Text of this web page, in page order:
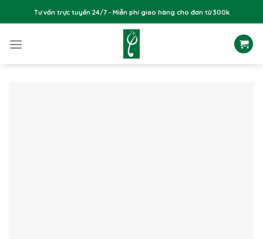
to
Tư vấn trực tuyến 24/7 - Miễn phí giao hàng cho đơn từ 300k